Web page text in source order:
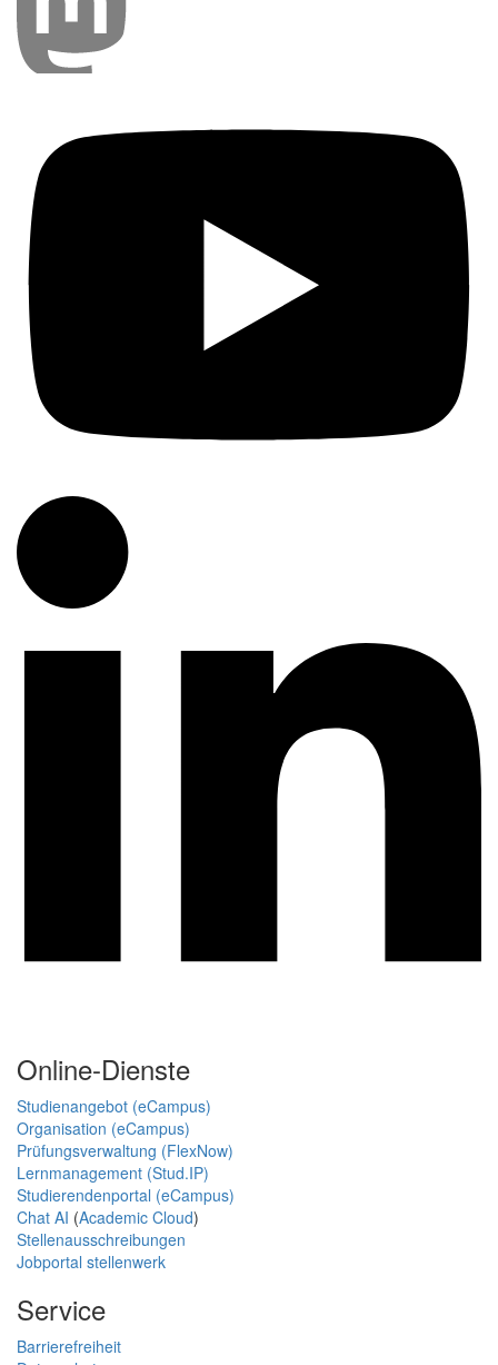
Online-Dienste
Studienangebot (eCampus)
Organisation (eCampus)
Prüfungsverwaltung (FlexNow)
Lernmanagement (Stud.IP)
Studierendenportal (eCampus)
Chat AI (Academic Cloud)
Stellenausschreibungen
Jobportal stellenwerk
Service
Barrierefreiheit